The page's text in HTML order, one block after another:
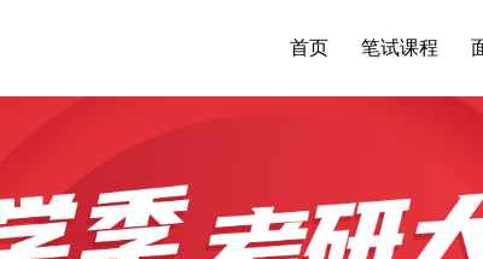
首页 笔试课程